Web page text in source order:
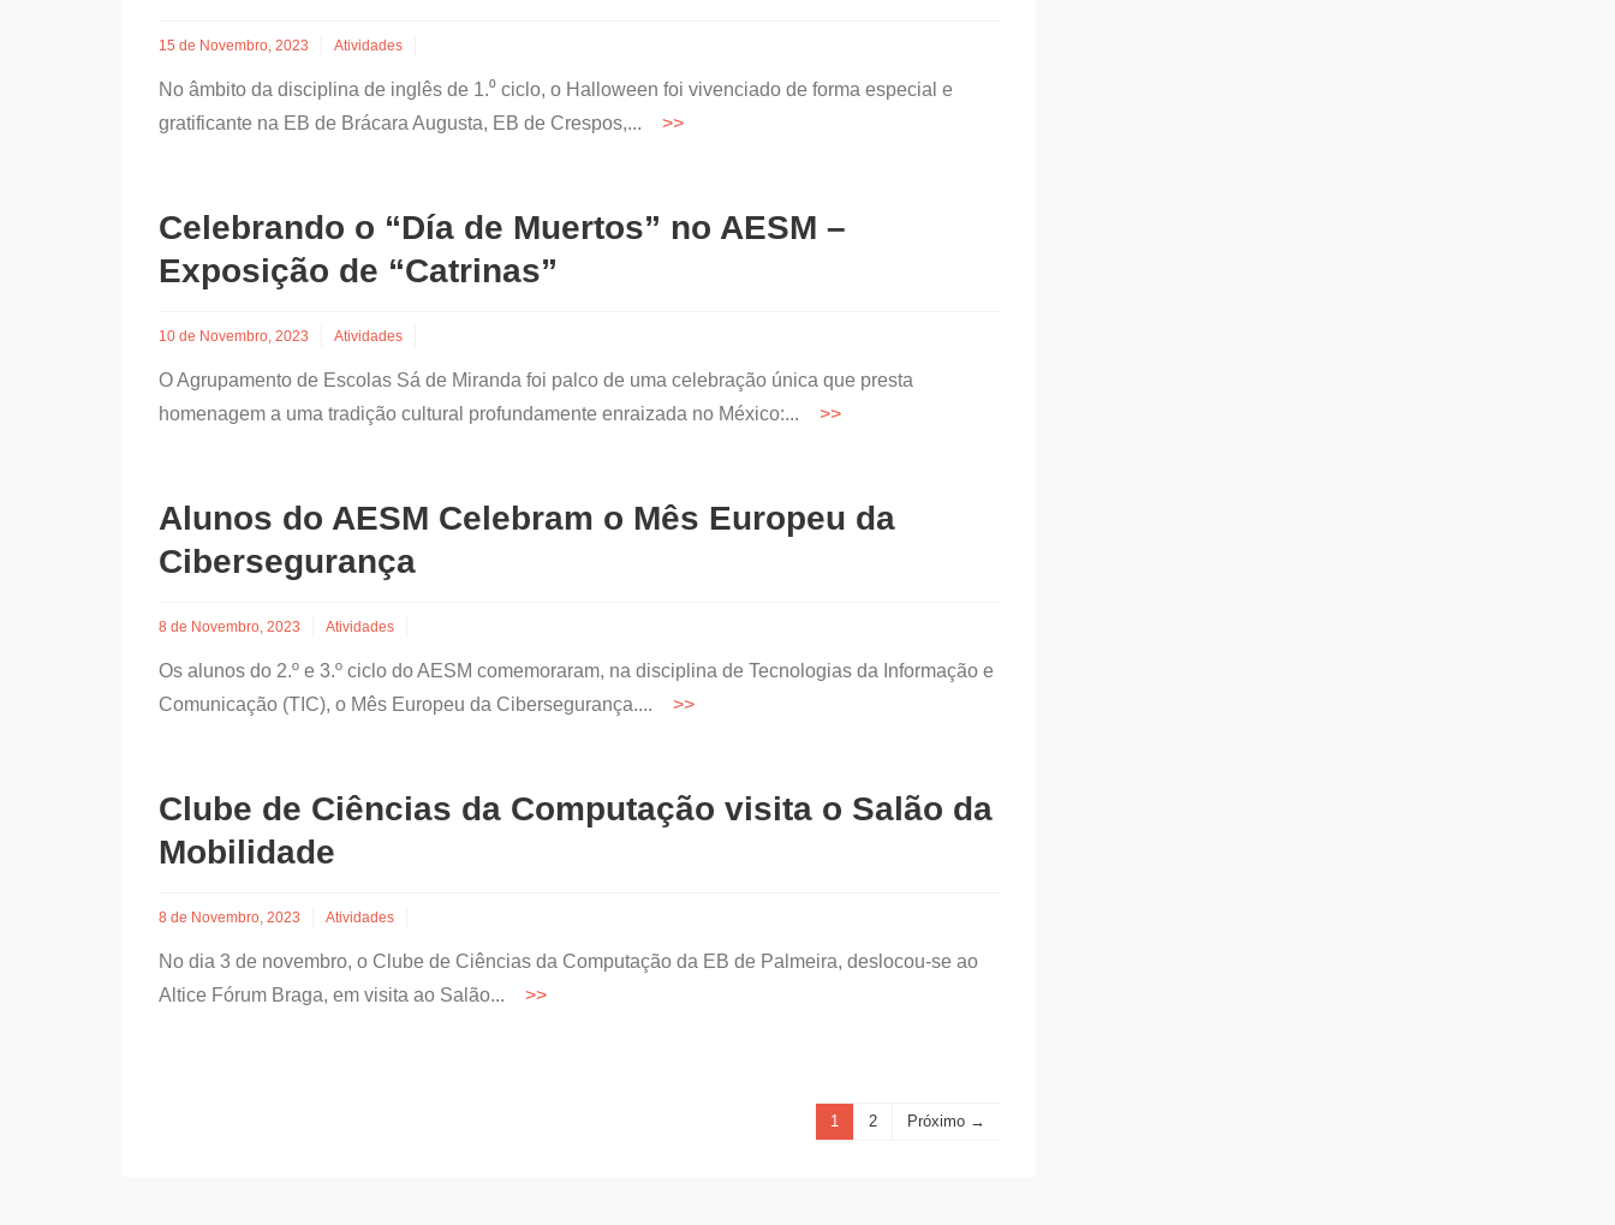
15 de Novembro, 2023 Atividades
No âmbito da disciplina de inglês de 1.⁰ ciclo, o Halloween foi vivenciado de forma especial e
gratificante na EB de Brácara Augusta, EB de Crespos,...
Celebrando o “Día de Muertos” no AESM –
Exposição de “Catrinas”
10 de Novembro, 2023 Atividades
O Agrupamento de Escolas Sá de Miranda foi palco de uma celebração única que presta
homenagem a uma tradição cultural profundamente enraizada no México:...
Alunos do AESM Celebram o Mês Europeu da
Cibersegurança
8 de Novembro, 2023 Atividades
Os alunos do 2.º e 3.º ciclo do AESM comemoraram, na disciplina de Tecnologias da Informação e
Comunicação (TIC), o Mês Europeu da Cibersegurança....
Clube de Ciências da Computação visita o Salão da
Mobilidade
8 de Novembro, 2023 Atividades
No dia 3 de novembro, o Clube de Ciências da Computação da EB de Palmeira, deslocou-se ao
Altice Fórum Braga, em visita ao Salão...
1 2 Próximo →